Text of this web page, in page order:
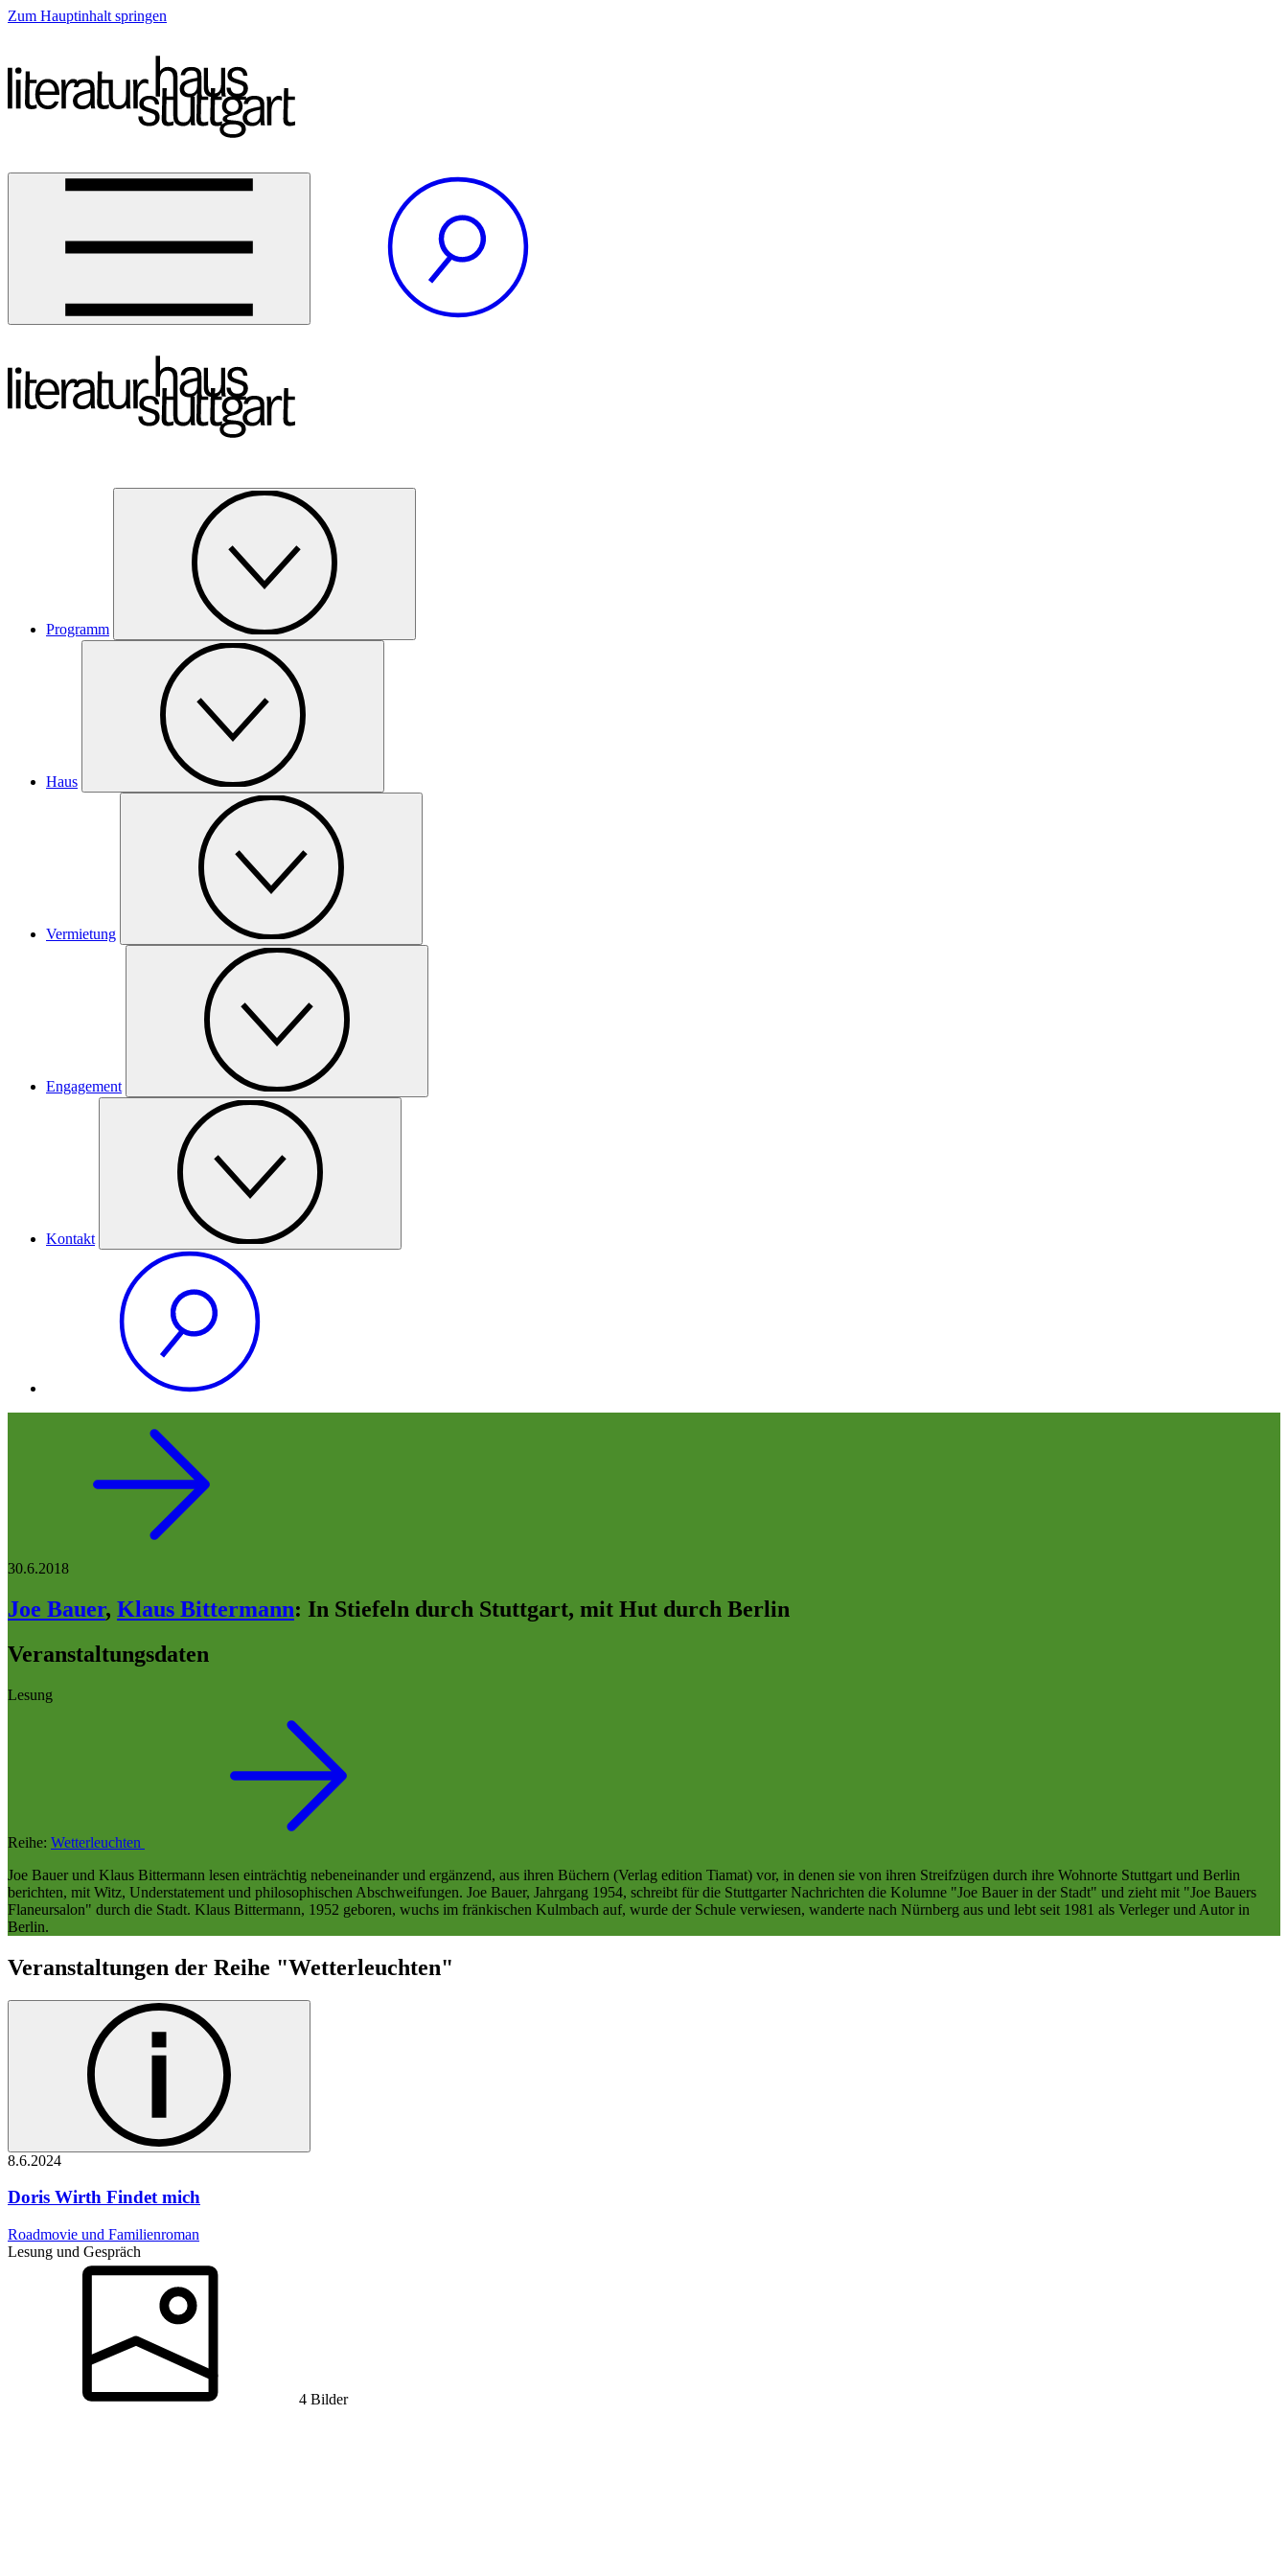
Zum Hauptinhalt springen
Programm
Haus
Vermietung
Engagement
Kontakt
30.6.2018
Joe Bauer, Klaus Bittermann: In Stiefeln durch Stuttgart, mit Hut durch Berlin
Veranstaltungsdaten
Lesung
Reihe: Wetterleuchten
Joe Bauer und Klaus Bittermann lesen einträchtig nebeneinander und ergänzend, aus ihren Büchern (Verlag edition Tiamat) vor, in denen sie von ihren Streifzügen durch ihre Wohnorte Stuttgart und Berlin
berichten, mit Witz, Understatement und philosophischen Abschweifungen. Joe Bauer, Jahrgang 1954, schreibt für die Stuttgarter Nachrichten die Kolumne "Joe Bauer in der Stadt" und zieht mit "Joe Bauers
Flaneursalon" durch die Stadt. Klaus Bittermann, 1952 geboren, wuchs im fränkischen Kulmbach auf, wurde der Schule verwiesen, wanderte nach Nürnberg aus und lebt seit 1981 als Verleger und Autor in
Berlin.
Veranstaltungen der Reihe "Wetterleuchten"
8.6.2024
Doris Wirth Findet mich
Roadmovie und Familienroman
Lesung und Gespräch
4 Bilder